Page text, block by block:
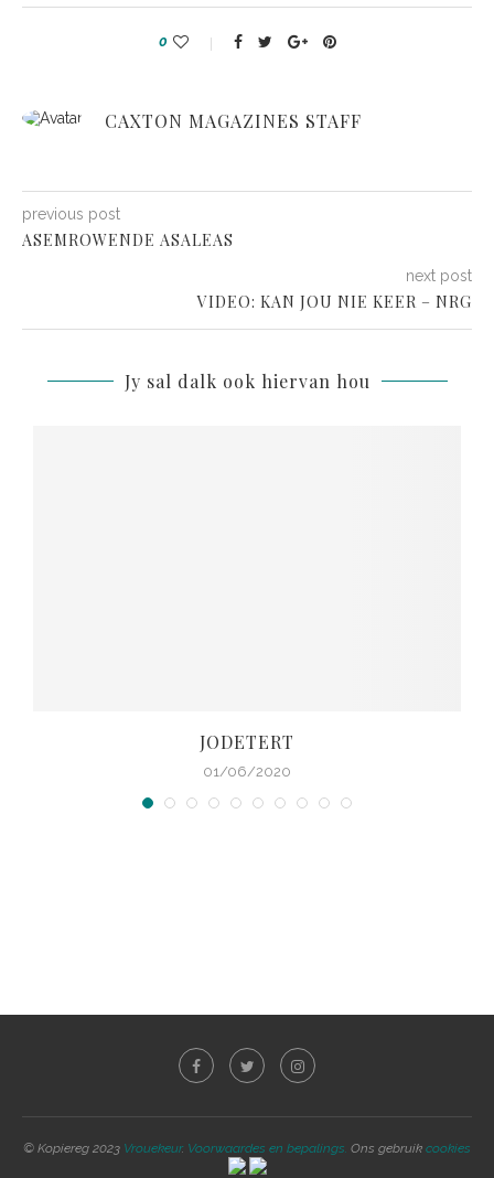
0
CAXTON MAGAZINES STAFF
previous post
ASEMROWENDE ASALEAS
next post
VIDEO: KAN JOU NIE KEER – NRG
Jy sal dalk ook hiervan hou
JODETERT
01/06/2020
© Kopiereg 2023 Vrouekeur. Voorwaardes en bepalings. Ons gebruik cookies